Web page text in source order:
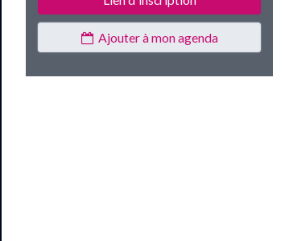
Ajouter à mon agenda